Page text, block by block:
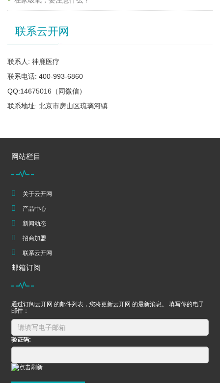
联系云开网
联系人: 神鹿医疗
联系电话: 400-993-6860
QQ:14675016（同微信）
联系地址: 北京市房山区琉璃河镇
网站栏目
关于云开网
产品中心
新闻动态
招商加盟
联系云开网
邮箱订阅
通过订阅云开网 的邮件列表，您将更新云开网 的最新消息。 填写你的电子
邮件：
验证码: